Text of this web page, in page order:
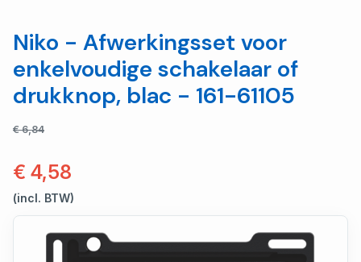
Niko - Afwerkingsset voor
enkelvoudige schakelaar of
drukknop, blac - 161-61105
€ 6,84
€ 4,58
(incl. BTW)